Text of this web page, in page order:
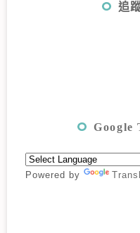
追
Google
Powered by